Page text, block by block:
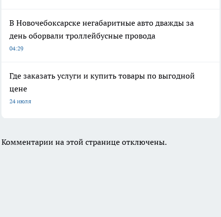
В Новочебоксарске негабаритные авто дважды за
день оборвали троллейбусные провода
04:29
Где заказать услуги и купить товары по выгодной
цене
24 июля
Комментарии на этой странице отключены.